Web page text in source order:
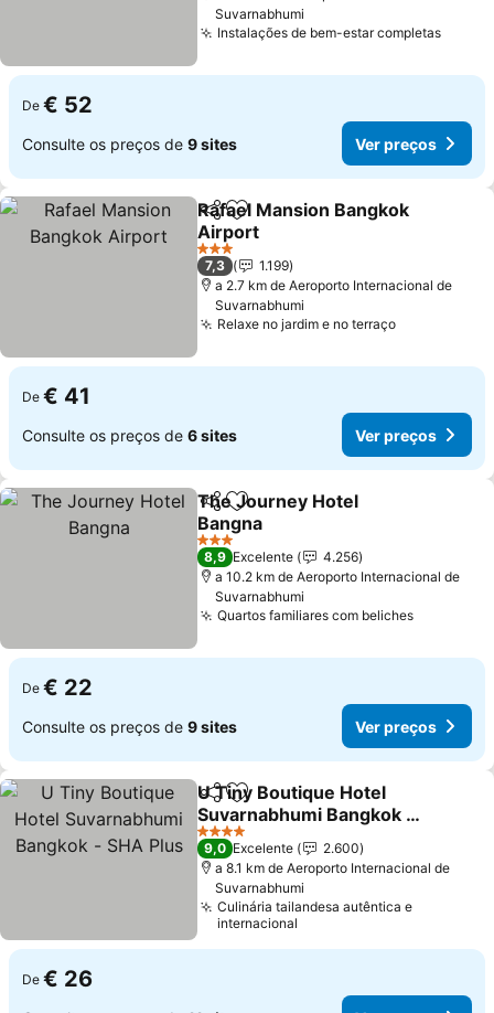
Suvarnabhumi
Instalações de bem-estar completas
De € 52
Consulte os preços de 9 sites Ver preços
PartilharAdicionar aos favoritos
Rafael Mansion Bangkok
Airport
3 Estrelas
7,3
1.199
a 2.7 km de Aeroporto Internacional de
Suvarnabhumi
Relaxe no jardim e no terraço
De € 41
Consulte os preços de 6 sites Ver preços
PartilharAdicionar aos favoritos
The Journey Hotel
Bangna
3 Estrelas
8,9 Excelente
4.256
a 10.2 km de Aeroporto Internacional de
Suvarnabhumi
Quartos familiares com beliches
De € 22
Consulte os preços de 9 sites Ver preços
PartilharAdicionar aos favoritos
U Tiny Boutique Hotel
Suvarnabhumi Bangkok -
SHA Plus
4 Estrelas
9,0 Excelente
2.600
a 8.1 km de Aeroporto Internacional de
Suvarnabhumi
Culinária tailandesa autêntica e
internacional
De € 26